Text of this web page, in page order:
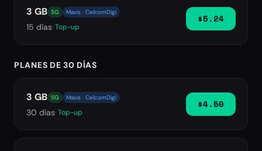
3 GB 5G Maxis · CelcomDigi
15 días· Top-up
$5.24
PLANES DE 30 DÍAS
3 GB 5G Maxis · CelcomDigi
30 días· Top-up
$4.50